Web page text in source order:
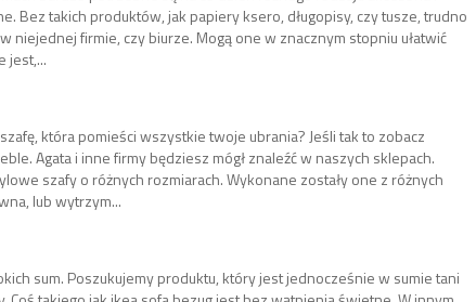
Bez takich produktów, jak papiery ksero, długopisy, czy tusze, trudno
niejednej firmie, czy biurze. Mogą one w znacznym stopniu ułatwić
jest,...
która pomieści wszystkie twoje ubrania? Jeśli tak to zobacz
Agata i inne firmy będziesz mógł znaleźć w naszych sklepach.
szafy o różnych rozmiarach. Wykonane zostały one z różnych
lub wytrzym...
sum. Poszukujemy produktu, który jest jednocześnie w sumie tani